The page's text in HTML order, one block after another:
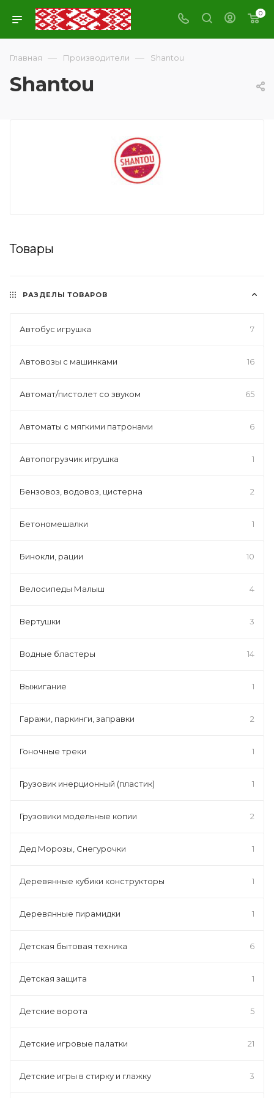
0
Главная — Производители — Shantou
Shantou
Товары
РАЗДЕЛЫ ТОВАРОВ
Автобус игрушка 7
Автовозы с машинками 16
Автомат/пистолет со звуком 65
Автоматы с мягкими патронами 6
Автопогрузчик игрушка 1
Бензовоз, водовоз, цистерна 2
Бетономешалки 1
Бинокли, рации 10
Велосипеды Малыш 4
Вертушки 3
Водные бластеры 14
Выжигание 1
Гаражи, паркинги, заправки 2
Гоночные треки 1
Грузовик инерционный (пластик) 1
Грузовики модельные копии 2
Дед Морозы, Снегурочки 1
Деревянные кубики конструкторы 1
Деревянные пирамидки 1
Детская бытовая техника 6
Детская защита 1
Детские ворота 5
Детские игровые палатки 21
Детские игры в стирку и глажку 3